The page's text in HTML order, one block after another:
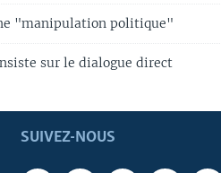
"manipulation politique"
sur le dialogue direct
SUIVEZ-NOUS